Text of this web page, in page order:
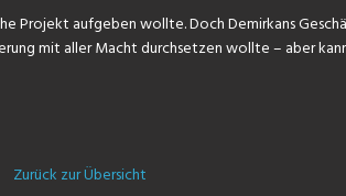
Projekt aufgeben wollte. Doch Demirkans
mit aller Macht durchsetzen wollte – aber
Zurück zur Übersicht